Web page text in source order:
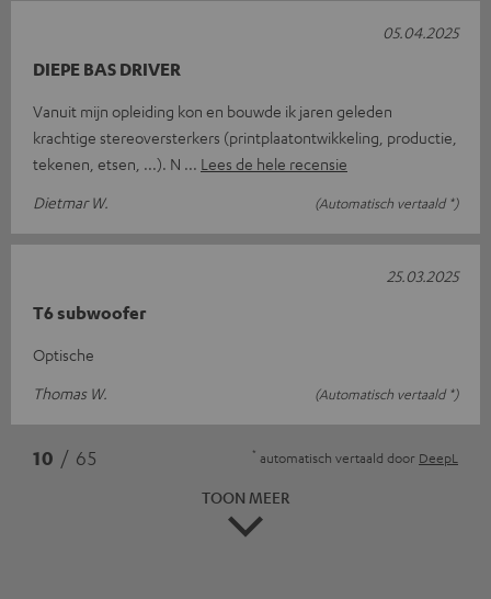
DIEPE BAS DRIVER
Vanuit mijn opleiding kon en bouwde ik jaren geleden
krachtige stereoversterkers (printplaatontwikkeling, productie,
tekenen, etsen, ...). N
Lees de hele recensie
Dietmar W.
(Automatisch vertaald *)
05.04.2025
T6 subwoofer
Optische
Thomas W.
(Automatisch vertaald *)
25.03.2025
10 / 65 * automatisch vertaald door DeepL
TOON MEER